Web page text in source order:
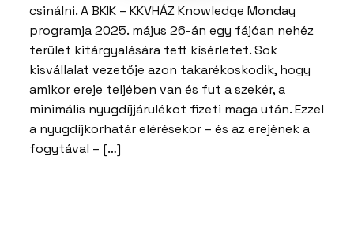
csinálni. A BKIK – KKVHÁZ Knowledge Monday
programja 2025. május 26-án egy fájóan nehéz
terület kitárgyalására tett kísérletet. Sok
kisvállalat vezetője azon takarékoskodik, hogy
amikor ereje teljében van és fut a szekér, a
minimális nyugdíjjárulékot fizeti maga után. Ezzel
a nyugdíjkorhatár elérésekor – és az erejének a
fogytával – […]